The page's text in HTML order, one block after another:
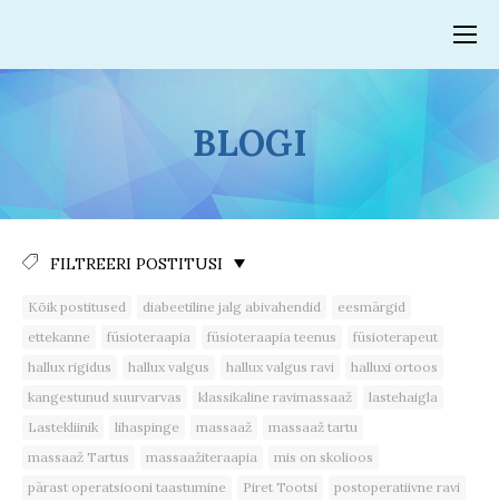
BLOGI
FILTREERI POSTITUSI
Kõik postitused diabeetiline jalg abivahendid
eesmärgid
ettekanne
füsioteraapia füsioteraapia teenus
füsioterapeut
hallux rigidus
hallux valgus hallux valgus ravi
halluxi ortoos
kangestunud suurvarvas
klassikaline ravimassaaž
lastehaigla
Lastekliinik
lihaspinge massaaž
massaaž tartu
massaaž Tartus
massaažiteraapia
mis on skolioos
pärast operatsiooni taastumine
Piret Tootsi
postoperatiivne ravi